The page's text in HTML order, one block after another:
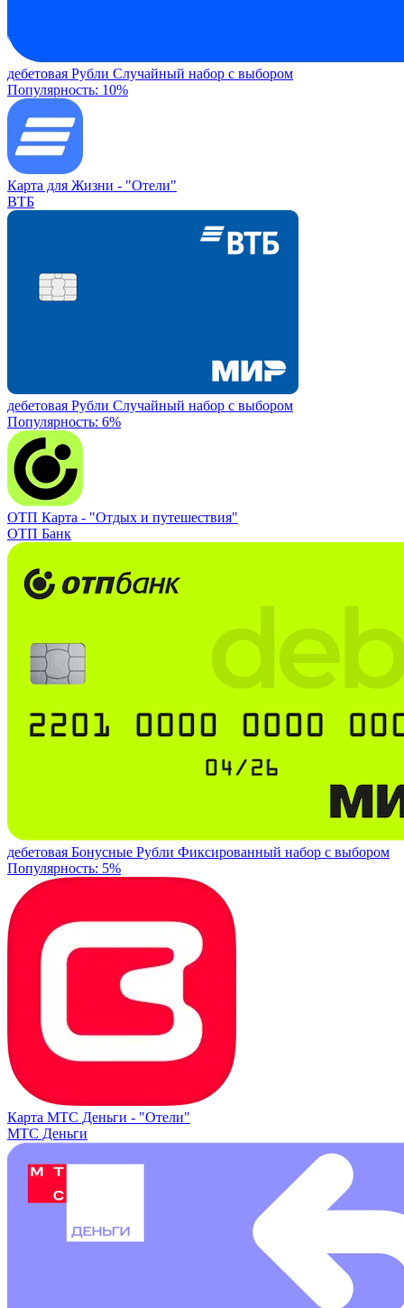
дебетовая Рубли Случайный набор с выбором
Популярность: 10%
Карта для Жизни - "Отели"
ВТБ
дебетовая Рубли Случайный набор с выбором
Популярность: 6%
ОТП Карта - "Отдых и путешествия"
ОТП Банк
дебетовая Бонусные Рубли Фиксированный набор с выбором
Популярность: 5%
Карта МТС Деньги - "Отели"
МТС Деньги